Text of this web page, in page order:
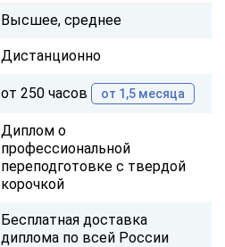
Высшее, среднее
Дистанционно
от 250 часов от 1,5 месяца
Диплом о
профессиональной
переподготовке с твердой
корочкой
Бесплатная доставка
диплома по всей России